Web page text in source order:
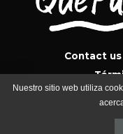
Contact us
Nuestro sitio web utiliza